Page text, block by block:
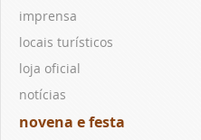
imprensa
locais turísticos
loja oficial
notícias
novena e festa